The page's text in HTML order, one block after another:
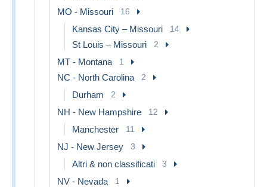
MO - Missouri 16
Kansas City – Missouri 14
St Louis – Missouri 2
MT - Montana 1
NC - North Carolina 2
Durham 2
NH - New Hampshire 12
Manchester 11
NJ - New Jersey 3
Altri & non classificati 3
NV - Nevada 1